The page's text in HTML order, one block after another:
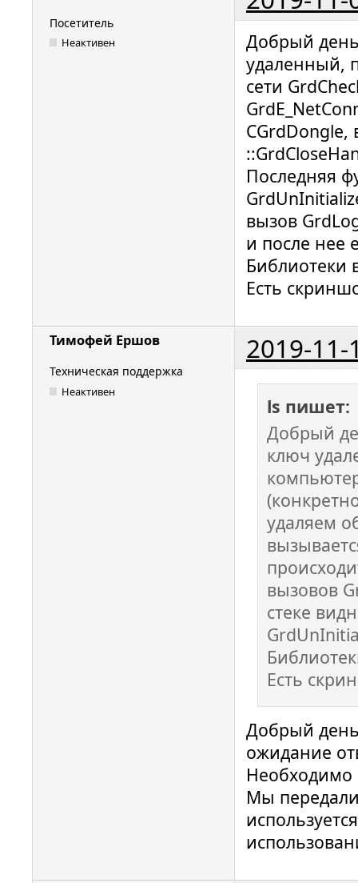
Посетитель
Неактивен
Добрый
удаленный,
сети
CGrdDongle,
Последняя
вызов
и после нее
Библиотеки
Есть
Тимофей Ершов 2019-11-
Техническая поддержка
Неактивен
ls пишет:
Добрый
ключ
удаляем
вызовов
стеке
Есть
Добрый
ожидание
Необходимо
Мы